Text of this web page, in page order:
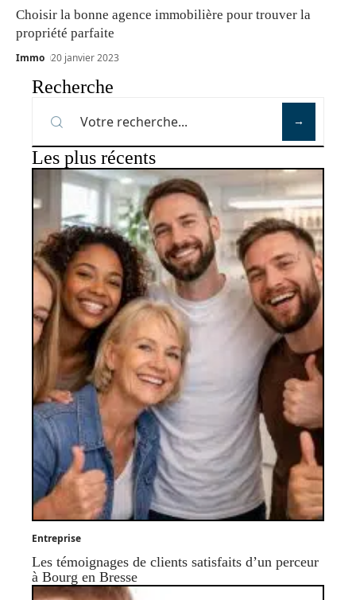
Choisir la bonne agence immobilière pour trouver la
propriété parfaite
Immo 20 janvier 2023
Recherche
Les plus récents
Entreprise
Les témoignages de clients satisfaits d’un perceur
à Bourg en Bresse